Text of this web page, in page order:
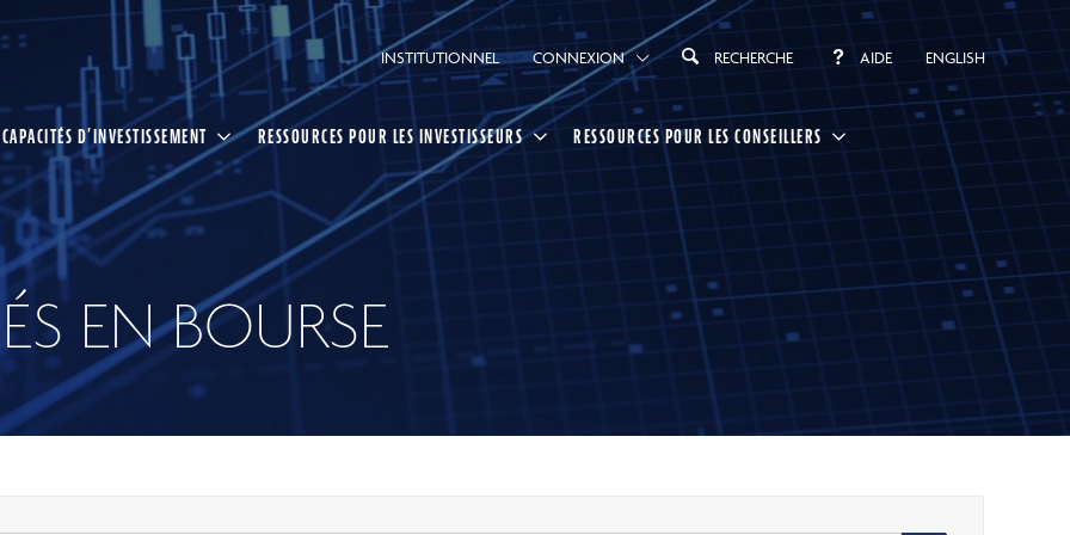
CI
INSTITUTIONNEL CONNEXION RECHERCHE AIDE ENGLISH
CAPACITÉS D’INVESTISSEMENT RESSOURCES POUR LES INVESTISSEURS RESSOURCES POUR LES CONSEILLERS
EN BOURSE